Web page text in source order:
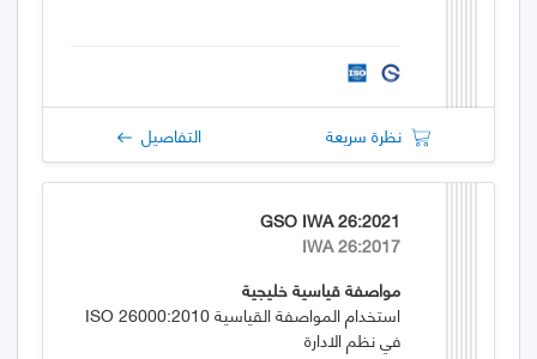
نظرة سريعة التفاصيل
GSO IWA 26:2021
IWA 26:2017
مواصفة قياسية خليجية
استخدام المواصفة القياسية ISO 26000:2010
في نظم الادارة